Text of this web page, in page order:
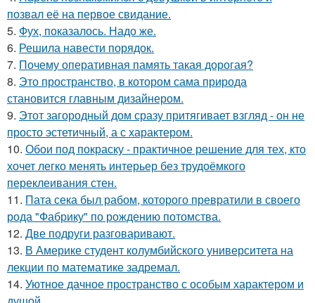
позвал её на первое свидание.
5. Фух, показалось. Надо же.
6. Решила навести порядок.
7. Почему оперативная память такая дорогая?
8. Это пространство, в котором сама природа
становится главным дизайнером.
9. Этот загородный дом сразу притягивает взгляд - он не
просто эстетичный, а с характером.
10. Обои под покраску - практичное решение для тех, кто
хочет легко менять интерьер без трудоёмкого
переклеивания стен.
11. Пата сека был рабом, которого превратили в своего
рода "Фабрику" по рождению потомства.
12. Две подруги разговаривают.
13. В Америке студент колумбийского университета на
лекции по математике задремал.
14. Уютное дачное пространство с особым характером и